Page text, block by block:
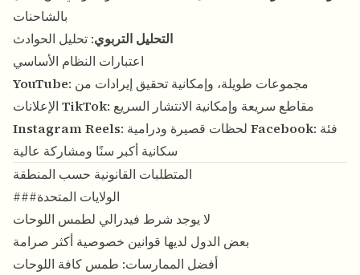
بالشاحنات
التحليل التربوي: تحليل الحوادث
اعتبارات النظام الأساسي
YouTube: مجموعات طويلة، وإمكانية تحقيق إيرادات من
TikTok : مقاطع سريعة وإمكانية الانتشار السريع
Instagram Reels
Facebook: فئة
سكانية أكبر سنًا ومشاركة عالية
المتطلبات القانونية حسب المنطقة
###الولايات المتحدة
لا يوجد شرط فيدرالي لطمس اللوحات
بعض الدول لديها قوانين خصوصية أكثر صرامة
أفضل الممارسات: طمس كافة اللوحات